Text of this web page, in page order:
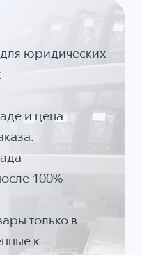
для юридических
и цена
100%
только в
к